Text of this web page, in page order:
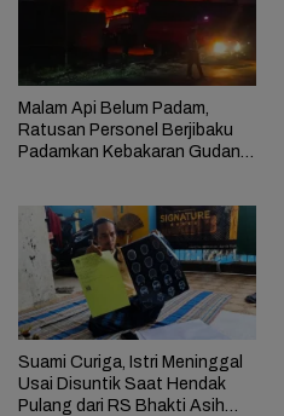
Malam Api Belum Padam,
Ratusan Personel Berjibaku
Padamkan Kebakaran Gudang
Suami Curiga, Istri Meninggal
Usai Disuntik Saat Hendak
Pulang dari RS Bhakti Asih